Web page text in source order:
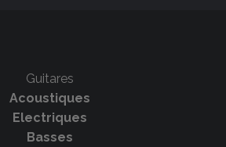
Guitares
Acoustiques
Electriques
Basses